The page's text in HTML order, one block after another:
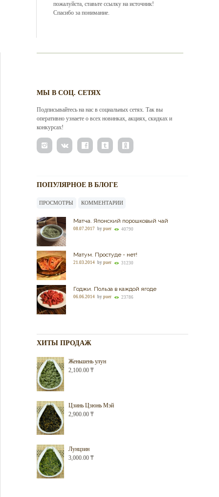
пожалуйста, ставьте ссылку на источник!
Спасибо за понимание.
МЫ В СОЦ. СЕТЯХ
Подписывайтесь на нас в социальных сетях. Так вы
оперативно узнаете о всех новинках, акциях, скидках и
конкурсах!
ПОПУЛЯРНОЕ В БЛОГЕ
ПРОСМОТРЫ КОММЕНТАРИИ
Матча. Японский порошковый чай
08.07.2017 by puer 40790
Матум. Простуде - нет!
21.03.2014 by puer 31230
Годжи. Польза в каждой ягоде
06.06.2014 by puer 23786
ХИТЫ ПРОДАЖ
Женьшень улун
2,100.00 ₸
Цзинь Цзюнь Мэй
2,900.00 ₸
Лунцзин
3,000.00 ₸